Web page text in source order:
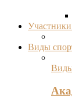
Виды